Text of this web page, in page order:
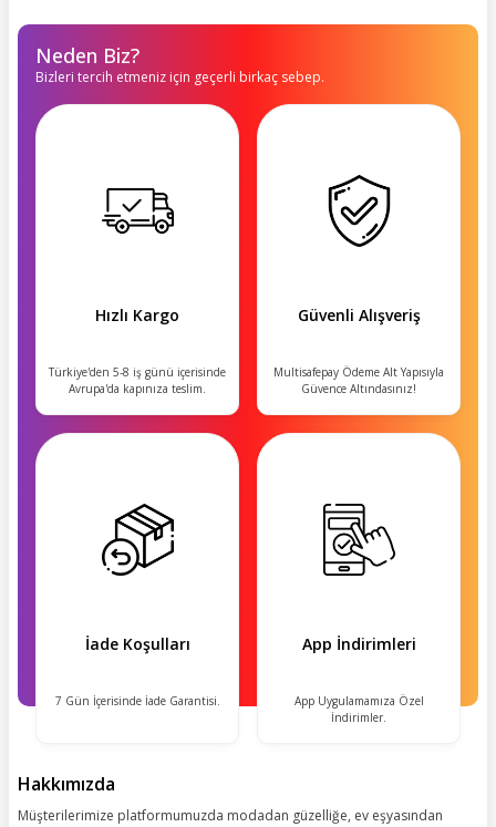
Neden Biz?
Bizleri tercih etmeniz için geçerli birkaç sebep.
Hızlı Kargo
Türkiye'den 5-8 iş günü içerisinde
Avrupa'da kapınıza teslim.
Güvenli Alışveriş
Multisafepay Ödeme Alt Yapısıyla
Güvence Altındasınız!
İade Koşulları
7 Gün İçerisinde İade Garantisi.
App İndirimleri
App Uygulamamıza Özel
İndirimler.
Hakkımızda
Müşterilerimize platformumuzda modadan güzelliğe, ev eşyasından